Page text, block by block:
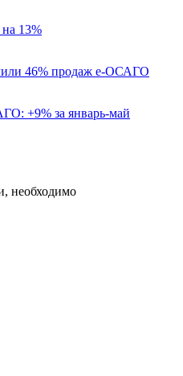
13%
46% продаж е-ОСАГО
+9% за январь-май
необходимо